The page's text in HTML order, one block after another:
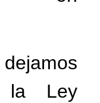
dejamos
la
Ley